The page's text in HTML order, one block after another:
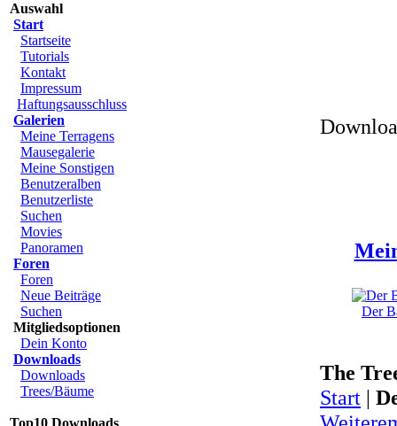
Auswahl
Start
Startseite
Tutorials
Kontakt
Impressum
Haftungsausschluss
Galerien
Meine Terragens
Mausegalerie
Meine Sonstigen
Benutzeralben
Benutzerliste
Suchen
Movies
Panoramen
Foren
Foren
Neue Beiträge
Suchen
Mitgliedsoptionen
Dein Konto
Downloads
Downloads
Trees/Bäume
Top10 Downloads
Der
The
Start |